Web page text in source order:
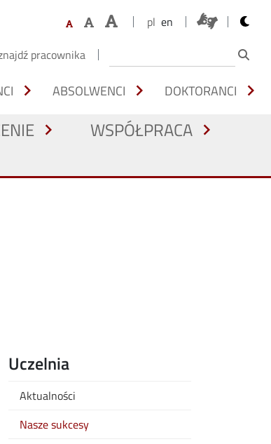
pl en opens
pracownika
chevron_right ABSOLWENCI chevron_right DOKTORANCI chevron_right
chevron_right WSPÓŁPRACA chevron_right
Uczelnia
Aktualności
Nasze sukcesy